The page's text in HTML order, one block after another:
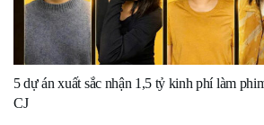
5 dự án xuất sắc nhận 1,5 tỷ kinh phí làm
CJ